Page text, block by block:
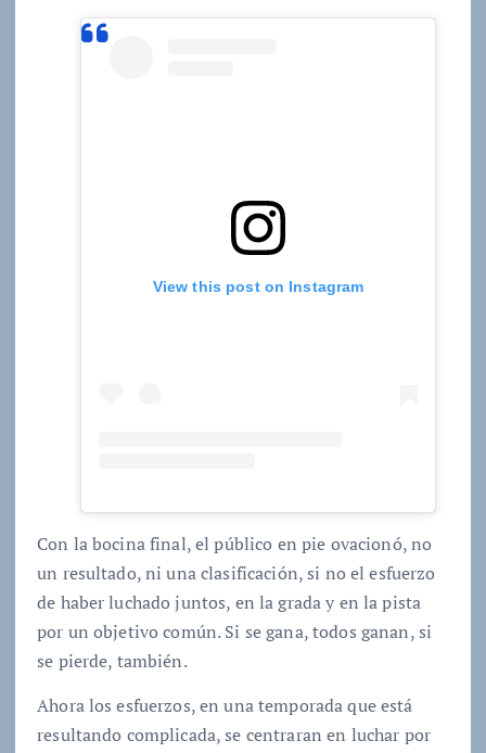
View this post on Instagram
Con la bocina final, el público en pie ovacionó, no
un resultado, ni una clasificación, si no el esfuerzo
de haber luchado juntos, en la grada y en la pista
por un objetivo común. Si se gana, todos ganan, si
se pierde, también.
Ahora los esfuerzos, en una temporada que está
resultando complicada, se centraran en luchar por